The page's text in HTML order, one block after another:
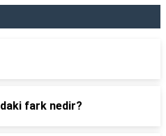
fark nedir?